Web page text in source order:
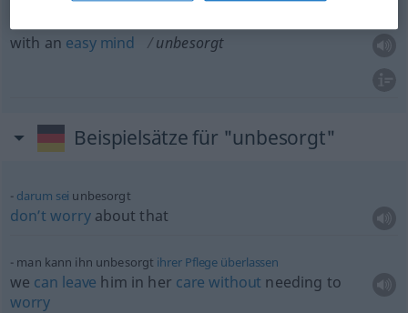
with an easy mind unbesorgt
Beispielsätze für "unbesorgt"
darum sei unbesorgt
don’t worryabout that
man kann ihn unbesorgt ihrer Pflege überlassen
we can leave him in her care without needing to
worry